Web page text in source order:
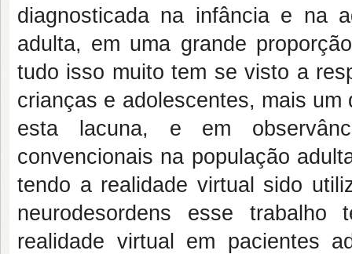
diagnosticada na infância e na
adulta, em uma grande
tudo isso muito tem se visto a
crianças e adolescentes, mais
esta lacuna, e em
convencionais na população
tendo a realidade virtual sido
neurodesordens esse
realidade virtual em pacientes